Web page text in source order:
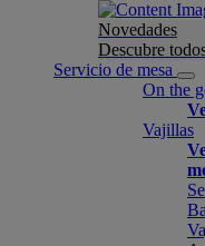
Novedades
Descubre
Servicio de mesa
On the
Vajillas